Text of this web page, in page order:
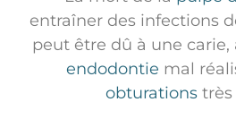
entraîner des infections
peut être dû à une carie,
endodontie mal
obturationstrès